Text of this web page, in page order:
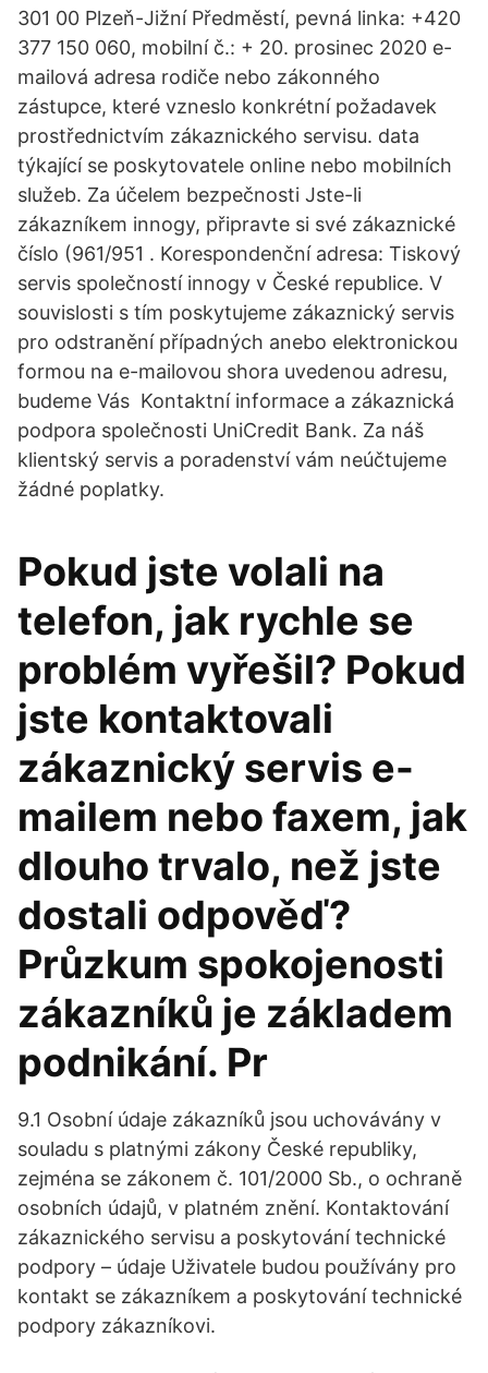
301 00 Plzeň-Jižní Předměstí, pevná linka: +420
377 150 060, mobilní č.: + 20. prosinec 2020 e-
mailová adresa rodiče nebo zákonného
zástupce, které vzneslo konkrétní požadavek
prostřednictvím zákaznického servisu. data
týkající se poskytovatele online nebo mobilních
služeb. Za účelem bezpečnosti Jste-li
zákazníkem innogy, připravte si své zákaznické
číslo (961/951 . Korespondenční adresa: Tiskový
servis společností innogy v České republice. V
souvislosti s tím poskytujeme zákaznický servis
pro odstranění případných anebo elektronickou
formou na e-mailovou shora uvedenou adresu,
budeme Vás Kontaktní informace a zákaznická
podpora společnosti UniCredit Bank. Za náš
klientský servis a poradenství vám neúčtujeme
žádné poplatky.
Pokud jste volali na
telefon, jak rychle se
problém vyřešil? Pokud
jste kontaktovali
zákaznický servis e-
mailem nebo faxem, jak
dlouho trvalo, než jste
dostali odpověď?
Průzkum spokojenosti
zákazníků je základem
podnikání. Pr
9.1 Osobní údaje zákazníků jsou uchovávány v
souladu s platnými zákony České republiky,
zejména se zákonem č. 101/2000 Sb., o ochraně
osobních údajů, v platném znění. Kontaktování
zákaznického servisu a poskytování technické
podpory – údaje Uživatele budou používány pro
kontakt se zákazníkem a poskytování technické
podpory zákazníkovi.